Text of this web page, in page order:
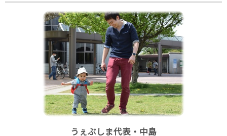
うぇぶしま代表・中島